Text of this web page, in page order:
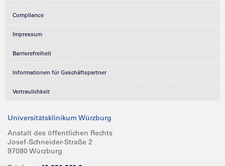
Compliance
Impressum
Barrierefreiheit
Informationen für Geschäftspartner
Vertraulichkeit
Universitätsklinikum Würzburg
Anstalt des öffentlichen Rechts
Josef-Schneider-Straße 2
97080 Würzburg